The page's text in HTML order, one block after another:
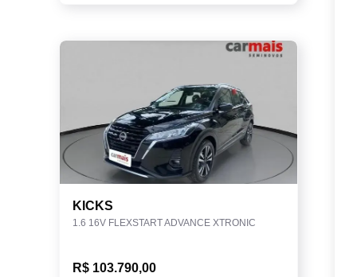
KICKS
1.6 16V FLEXSTART ADVANCE XTRONIC
R$ 103.790,00